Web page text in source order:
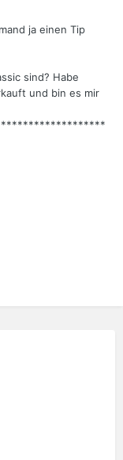
ja einen Tip
sind? Habe
und bin es mir